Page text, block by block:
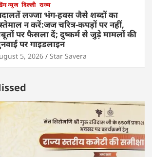
न्यूज दिल्ली राज्य
लज्जा भंग-हवस जैसे शब्दों का
न करें:जज चरित्र-कपड़ों पर नहीं,
पर फैसला दें; दुष्कर्म से जुड़े मामलों की
पर गाइडलाइन
5, 2026 Star Savera